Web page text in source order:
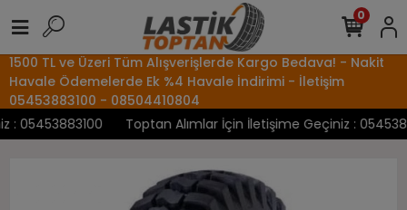
1500 TL ve Üzeri Tüm Alışverişlerde Kargo Bedava! - Nakit
Havale Ödemelerde Ek %4 Havale İndirimi - İletişim
05453883100 - 08504410804
Toptan Alımlar İçin İletişime Geçiniz :
0